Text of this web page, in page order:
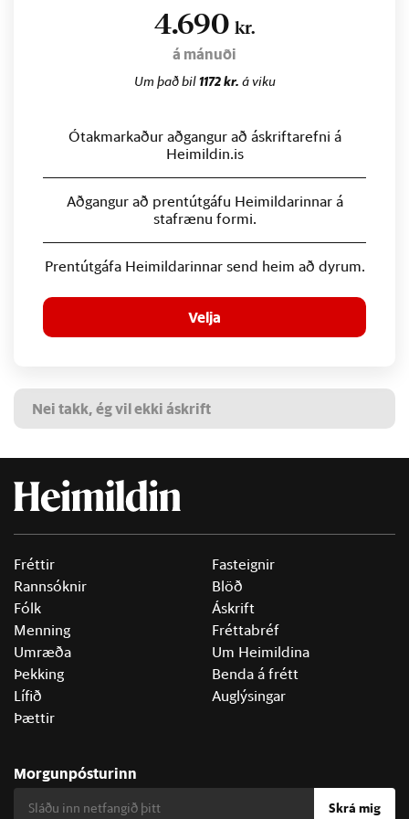
4.690 kr.
á mánuði
Um það bil1172 kr. á viku
Ótakmarkaður aðgangur að áskriftarefni á
Heimildin.is
Aðgangur að prentútgáfu Heimildarinnar á
stafrænu formi.
Prentútgáfa Heimildarinnar send heim að dyrum.
Velja
Nei takk, ég vil ekki áskrift
Fréttir
Rannsóknir
Fólk
Menning
Umræða
Þekking
Lífið
Þættir
Fasteignir
Blöð
Áskrift
Fréttabréf
Um Heimildina
Benda á frétt
Auglýsingar
Morgunpósturinn
Skrá mig